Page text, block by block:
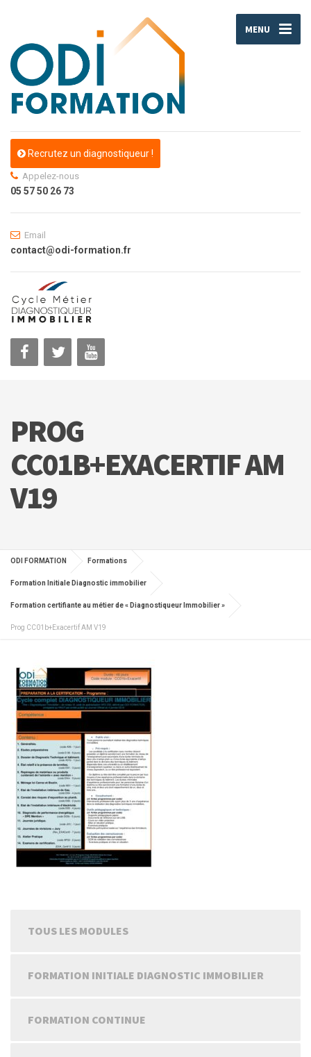
MENU
Recrutez un diagnostiqueur !
Appelez-nous
05 57 50 26 73
Email
contact@odi-formation.fr
PROG
CC01B+EXACERTIF AM
V19
ODI FORMATION Formations
Formation Initiale Diagnostic immobilier
Formation certifiante au métier de « Diagnostiqueur Immobilier »
Prog CC01b+Exacertif AM V19
TOUS LES MODULES
FORMATION INITIALE DIAGNOSTIC IMMOBILIER
FORMATION CONTINUE